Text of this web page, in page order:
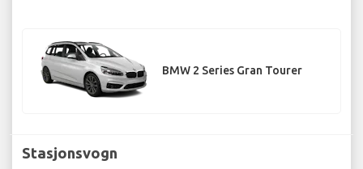
BMW 2 Series Gran Tourer
Stasjonsvogn